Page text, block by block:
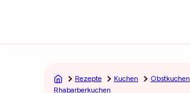
Rezepte Kuchen
Obstkuchen
Rhabarberkuchen